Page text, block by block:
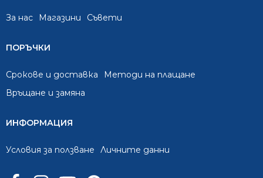
За нас Mагазини Съвети
ПОРЪЧКИ
Срокове и доставка
Методи на плащане
Връщане и замяна
ИНФОРМАЦИЯ
Условия за ползване Личните данни